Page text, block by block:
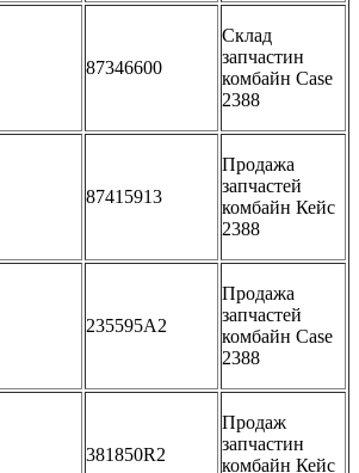
87346600
Склад
запчастин
комбайн Case
2388
87415913
Продажа
запчастей
комбайн Кейс
2388
235595A2
Продажа
запчастей
комбайн Case
2388
381850R2
Продаж
запчастин
комбайн Кейс